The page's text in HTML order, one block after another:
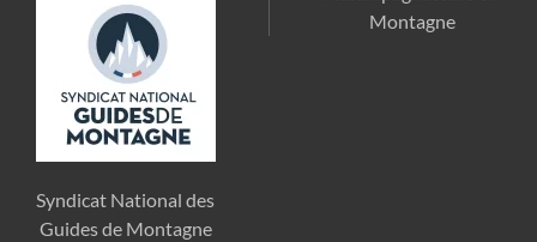
Montagne
Syndicat National des
Guides de Montagne